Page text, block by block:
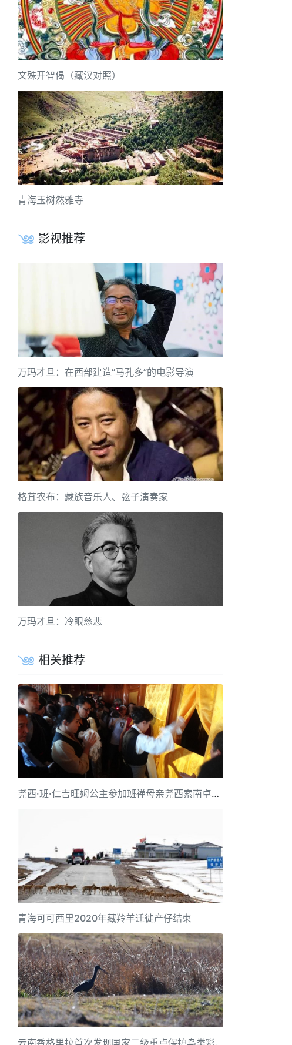
文殊开智偈（藏汉对照）
青海玉树然雅寺
影视推荐
万玛才旦：在西部建造“马孔多”的电影导演
格茸农布：藏族音乐人、弦子演奏家
万玛才旦：冷眼慈悲
相关推荐
尧西·班·仁吉旺姆公主参加班禅母亲尧西索南卓玛葬礼
青海可可西里2020年藏羚羊迁徙产仔结束